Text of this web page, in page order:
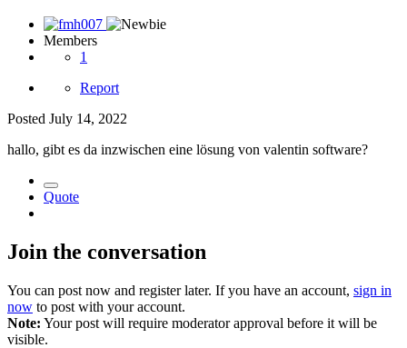
Members
1
Report
Posted July 14, 2022
hallo, gibt es da inzwischen eine lösung von valentin software?
Quote
Join the conversation
You can post now and register later. If you have an account, sign in
now to post with your account.
Note: Your post will require moderator approval before it will be
visible.